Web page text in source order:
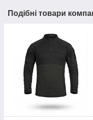
Подібні товари